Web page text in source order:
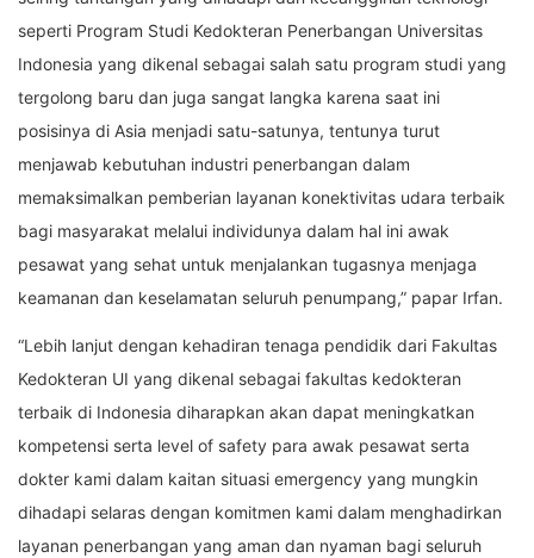
seperti Program Studi Kedokteran Penerbangan Universitas
Indonesia yang dikenal sebagai salah satu program studi yang
tergolong baru dan juga sangat langka karena saat ini
posisinya di Asia menjadi satu-satunya, tentunya turut
menjawab kebutuhan industri penerbangan dalam
memaksimalkan pemberian layanan konektivitas udara terbaik
bagi masyarakat melalui individunya dalam hal ini awak
pesawat yang sehat untuk menjalankan tugasnya menjaga
keamanan dan keselamatan seluruh penumpang,” papar Irfan.
“Lebih lanjut dengan kehadiran tenaga pendidik dari Fakultas
Kedokteran UI yang dikenal sebagai fakultas kedokteran
terbaik di Indonesia diharapkan akan dapat meningkatkan
kompetensi serta level of safety para awak pesawat serta
dokter kami dalam kaitan situasi emergency yang mungkin
dihadapi selaras dengan komitmen kami dalam menghadirkan
layanan penerbangan yang aman dan nyaman bagi seluruh